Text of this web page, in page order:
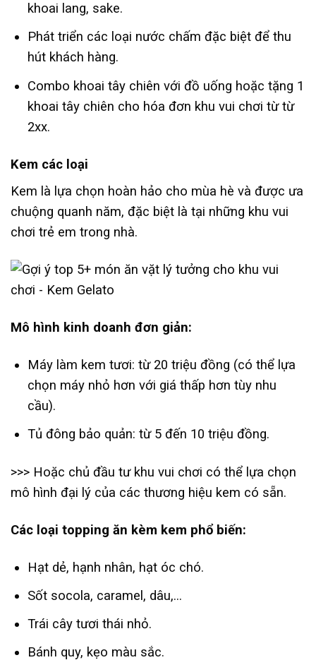
khoai lang, sake.
Phát triển các loại nước chấm đặc biệt để thu
hút khách hàng.
Combo khoai tây chiên với đồ uống hoặc tặng 1
khoai tây chiên cho hóa đơn khu vui chơi từ từ
2xx.
Kem các loại
Kem là lựa chọn hoàn hảo cho mùa hè và được ưa
chuộng quanh năm, đặc biệt là tại những khu vui
chơi trẻ em trong nhà.
Mô hình kinh doanh đơn giản:
Máy làm kem tươi: từ 20 triệu đồng (có thể lựa
chọn máy nhỏ hơn với giá thấp hơn tùy nhu
cầu).
Tủ đông bảo quản: từ 5 đến 10 triệu đồng.
>>> Hoặc chủ đầu tư khu vui chơi có thể lựa chọn
mô hình đại lý của các thương hiệu kem có sẵn.
Các loại topping ăn kèm kem phổ biến:
Hạt dẻ, hạnh nhân, hạt óc chó.
Sốt socola, caramel, dâu,…
Trái cây tươi thái nhỏ.
Bánh quy, kẹo màu sắc.